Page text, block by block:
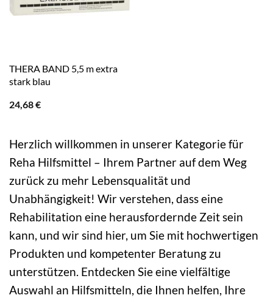
THERA BAND 5,5 m extra
stark blau
24,68€
Herzlich willkommen in unserer Kategorie für
Reha Hilfsmittel – Ihrem Partner auf dem Weg
zurück zu mehr Lebensqualität und
Unabhängigkeit! Wir verstehen, dass eine
Rehabilitation eine herausfordernde Zeit sein
kann, und wir sind hier, um Sie mit hochwertigen
Produkten und kompetenter Beratung zu
unterstützen. Entdecken Sie eine vielfältige
Auswahl an Hilfsmitteln, die Ihnen helfen, Ihre